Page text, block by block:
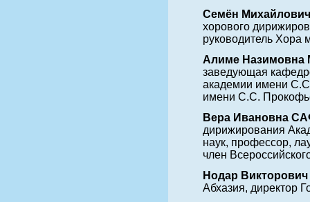
Семён
хорового
руководитель Хора
Алиме Назимовна
заведующая
академии имени
имени С.С.
Вера Ивановна
дирижирования
наук, профессор,
член
Нодар
Абхазия, директор